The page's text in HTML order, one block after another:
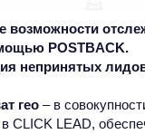
возможности
POSTBACK.
непринятых
гео – в
CLICK LEAD,